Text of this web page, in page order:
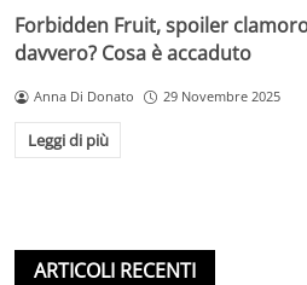
Forbidden Fruit, spoiler
davvero? Cosa è accaduto
Anna Di Donato 29 Novembre 2025
Leggi di più
ARTICOLI RECENTI